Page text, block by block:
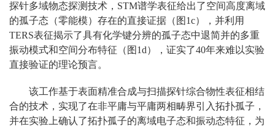
探针多域物态探测技术，STM谱学表征给出了空间高度离域
的孤子态（零能模）存在的直接证据（图1c），并利用
TERS表征揭示了具有化学键分辨的孤子态中退简并的多重
振动模式和空间分布特征（图1d），证实了40年来难以实验
直接验证的理论预言。
该工作基于表面精准合成与扫描探针综合物性表征相结
合的技术，实现了在非平庸与平庸两相畴界引入拓扑孤子，
并在实验上确认了拓扑孤子的离域电子态和振动态特征，为